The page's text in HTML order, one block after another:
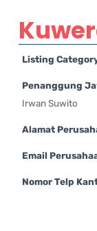
Listing
Penanggung
Irwan Suwito
Alamat
Email
Nomor Telp